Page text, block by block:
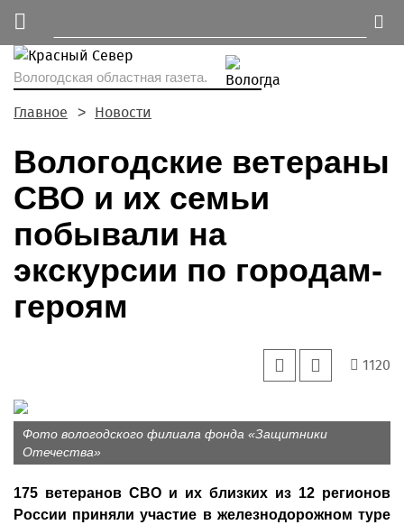
Вологодская областная газета.
Главное Новости
Вологодские ветераны
СВО и их семьи
побывали на
экскурсии по городам-
героям
1120
Фото вологодского филиала фонда «Защитники
Отечества»
175 ветеранов СВО и их близких из 12 регионов
России приняли участие в железнодорожном туре